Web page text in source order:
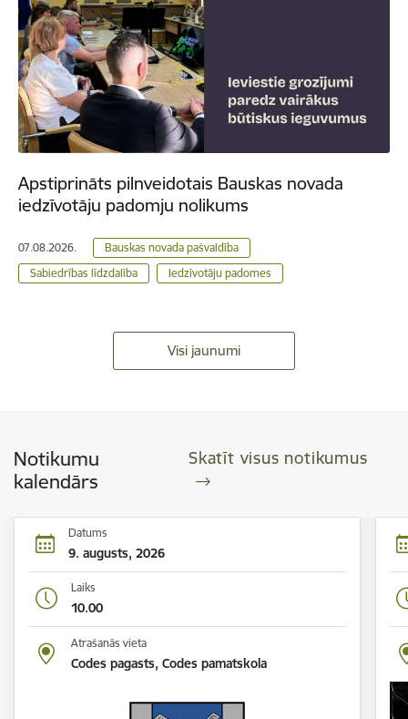
Apstiprināts pilnveidotais Bauskas novada
iedzīvotāju padomju nolikums
07.08.2026.
Bauskas novada pašvaldība
Sabiedrības līdzdalība
Iedzīvotāju padomes
Visi jaunumi
Notikumu
kalendārs
Skatīt visus notikumus
Datums
9. augusts, 2026
Laiks
10.00
Atrašanās vieta
Codes pagasts, Codes pamatskola